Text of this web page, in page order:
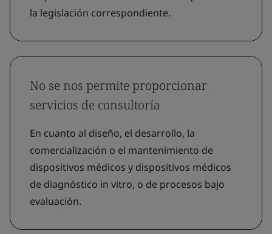
la legislación correspondiente.
No se nos permite proporcionar
servicios de consultoría
En cuanto al diseño, el desarrollo, la
comercialización o el mantenimiento de
dispositivos médicos y dispositivos médicos
de diagnóstico in vitro, o de procesos bajo
evaluación.